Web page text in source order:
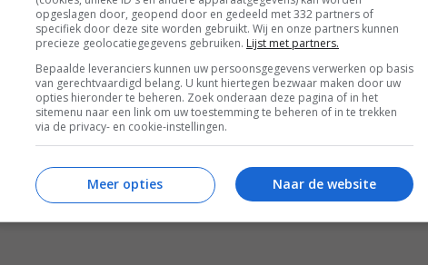
geven we je vijf praktische tips
om jouw kleine slaapkamer in te
richten. En geloof ons: zelfs een
compacte kamer kan groots
aanvoelen.
Lees verder
opgeslagen door, geopend door en gedeeld met 332 partners of
specifiek door deze site worden gebruikt. Wij en onze partners kunnen
precieze geolocatiegegevens gebruiken. Lijst met partners.
Bepaalde leveranciers kunnen uw persoonsgegevens verwerken op basis
van gerechtvaardigd belang. U kunt hiertegen bezwaar maken door uw
opties hieronder te beheren. Zoek onderaan deze pagina of in het
sitemenu naar een link om uw toestemming te beheren of in te trekken
via de privacy- en cookie-instellingen.
Naar de website
Meer opties